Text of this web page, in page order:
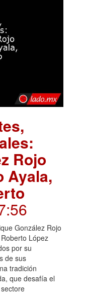
Rojo
Ayala,
González Rojo
López
por su
de sus
tradición
que desafía el